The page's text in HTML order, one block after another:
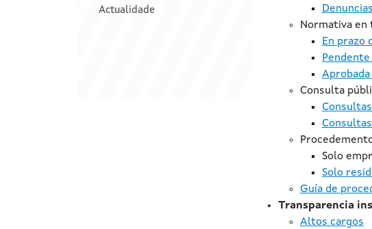
Actualidade
Denuncias
Normativa en
En prazo
Aprobada
Consulta
Solo
Solo
Guía de
Transparencia
Altos cargos